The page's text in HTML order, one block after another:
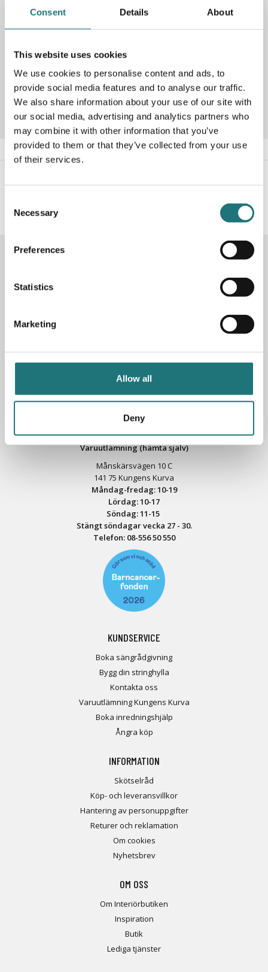
Consent Details About
This website uses cookies
We use cookies to personalise content and ads, to
provide social media features and to analyse our traffic.
We also share information about your use of our site with
our social media, advertising and analytics partners who
may combine it with other information that you’ve
provided to them or that they’ve collected from your use
of their services.
Selection
Necessary
Preferences
Statistics
Marketing
Allow all
Deny
Artikelnummer 190320
Söndag: 11-17
Telefon:08-702 78 22
Se öppettider för helgdag här
Fri parkering på Åsögatan 121
Varuutlämning (hämta själv)
Månskärsvägen 10 C
141 75 Kungens Kurva
Måndag-fredag: 10-19
Lördag: 10-17
Söndag: 11-15
Stängt söndagar vecka 27 - 30.
Telefon: 08-556 50 550
KUNDSERVICE
Boka sängrådgivning
Bygg din stringhylla
Kontakta oss
Varuutlämning Kungens Kurva
Boka inredningshjälp
Ångra köp
INFORMATION
Skötselråd
Köp- och leveransvillkor
Hantering av personuppgifter
Returer och reklamation
Om cookies
Nyhetsbrev
OM OSS
Om Interiörbutiken
Inspiration
Butik
Lediga tjänster